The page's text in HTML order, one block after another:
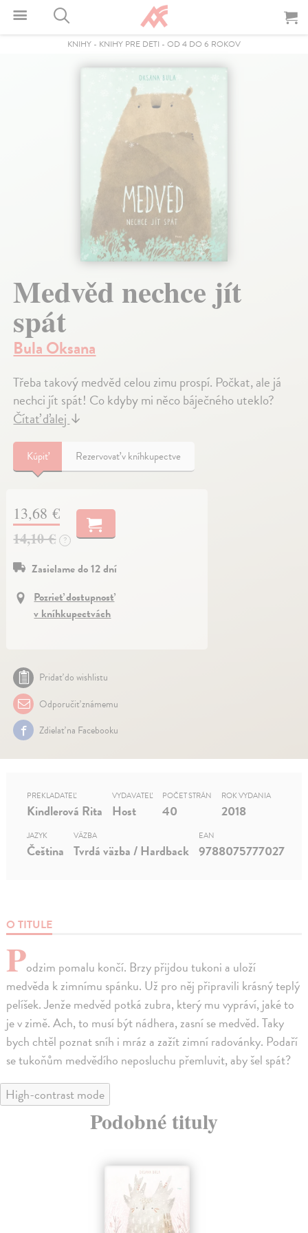
KNIHY - KNIHY PRE DETI - OD 4 DO 6 ROKOV
Medvěd nechce jít
spát
Bula Oksana
Třeba takový medvěd celou zimu prospí. Počkat, ale já
nechci jít spát! Co kdyby mi něco báječného uteklo?
Čítať ďalej↓
Kúpiť Rezervovať v kníhkupectve
13,68 €
14,10 € ?
Zasielame do 12 dní
Pozrieť dostupnosť
v kníhkupectvách
Pridať do wishlistu
Odporučiť známemu
Zdielať na Facebooku
O TITULE
Podzim pomalu končí. Brzy přijdou tukoni a uloží
medvěda k zimnímu spánku. Už pro něj připravili krásný teplý
pelíšek. Jenže medvěd potká zubra, který mu vypráví, jaké to
je v zimě. Ach, to musí být nádhera, zasní se medvěd. Taky
bych chtěl poznat sníh i mráz a zažít zimní radovánky. Podaří
se tukoňům medvědího neposluchu přemluvit, aby šel spát?
PREKLADATEĽ
Kindlerová Rita
VYDAVATEĽ
Host
POČET STRÁN
40
ROK VYDANIA
2018
JAZYK
Čeština
VÄZBA
Tvrdá väzba / Hardback
EAN
9788075777027
High-contrast mode
Podobné tituly